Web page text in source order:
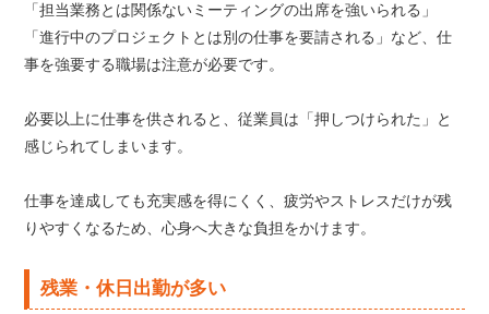
「担当業務とは関係ないミーティングの出席を強いられる」
「進行中のプロジェクトとは別の仕事を要請される」など、仕
事を強要する職場は注意が必要です。
必要以上に仕事を供されると、従業員は「押しつけられた」と
感じられてしまいます。
仕事を達成しても充実感を得にくく、疲労やストレスだけが残
りやすくなるため、心身へ大きな負担をかけます。
残業・休日出勤が多い